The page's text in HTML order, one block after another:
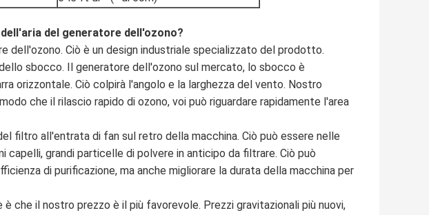
del generatore dell'ozono?
dell'ozono. Ciò è un design industriale specializzato del prodotto.
sbocco. Il generatore dell'ozono sul mercato, lo sbocco è
orizzontale. Ciò colpirà l'angolo e la larghezza del vento. Nostro
che il rilascio rapido di ozono, voi può riguardare rapidamente l'area
filtro all'entrata di fan sul retro della macchina. Ciò può essere nelle
capelli, grandi particelle di polvere in anticipo da filtrare. Ciò può
di purificazione, ma anche migliorare la durata della macchina per
che il nostro prezzo è il più favorevole. Prezzi gravitazionali più nuovi,